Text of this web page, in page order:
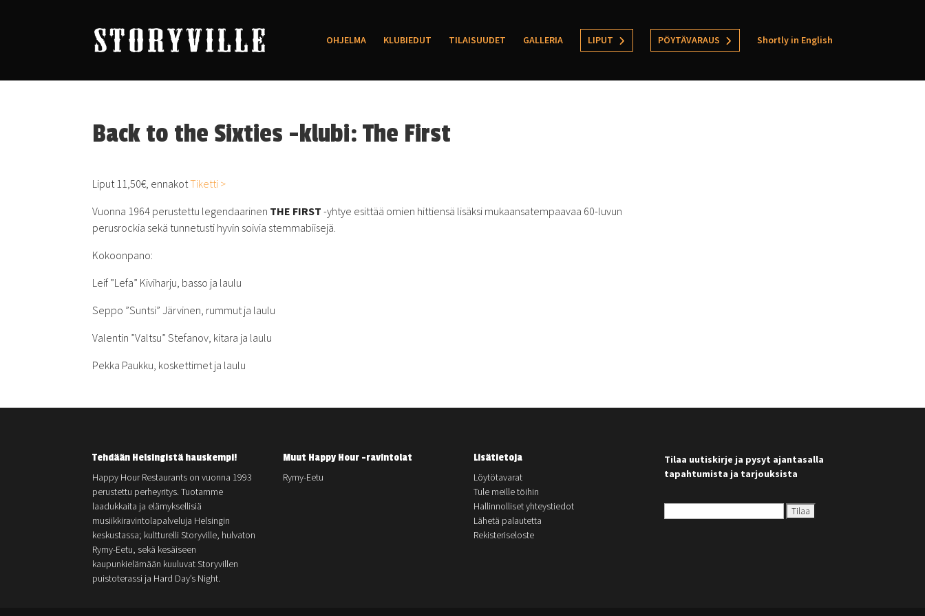
OHJELMA KLUBIEDUT TILAISUUDET GALLERIA LIPUT PÖYTÄVARAUS Shortly in English
Back to the Sixties -klubi: The First
Liput 11,50€, ennakotTiketti >
Vuonna 1964 perustettu legendaarinen THE FIRST -yhtye esittää omien hittiensä lisäksi mukaansatempaavaa 60-luvun
perusrockia sekä tunnetusti hyvin soivia stemmabiisejä.
Kokoonpano:
Leif ”Lefa” Kiviharju, basso ja laulu
Seppo ”Suntsi” Järvinen, rummut ja laulu
Valentin ”Valtsu” Stefanov, kitara ja laulu
Pekka Paukku, koskettimet ja laulu
Tehdään Helsingistä hauskempi!
Happy Hour Restaurants on vuonna 1993
perustettu perheyritys. Tuotamme
laadukkaita ja elämyksellisiä
musiikkiravintolapalveluja Helsingin
keskustassa; kultturelli Storyville, hulvaton
Rymy-Eetu, sekä kesäiseen
kaupunkielämään kuuluvat Storyvillen
puistoterassi ja Hard Day’s Night.
Muut Happy Hour -ravintolat
Rymy-Eetu
Lisätietoja
Löytötavarat
Tule meille töihin
Hallinnolliset yhteystiedot
Lähetä palautetta
Rekisteriseloste
Tilaa uutiskirje ja pysyt ajantasalla
tapahtumista ja tarjouksista